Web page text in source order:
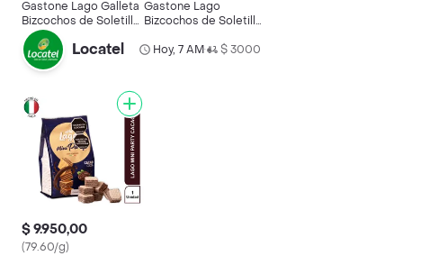
Gastone Lago Galleta
Bizcochos de Soletilla
savoiardi
Gastone Lago
Bizcochos de Soletilla
Locatel Hoy, 7 AM• $ 3000
$ 9.950,00
(79.60/g)